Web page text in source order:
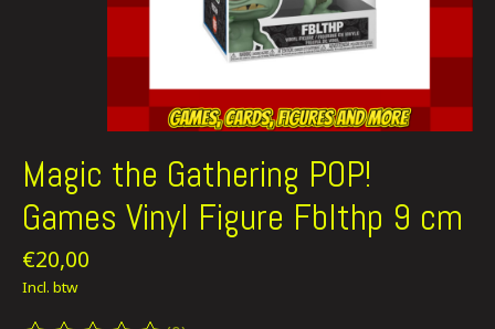
Magic the Gathering POP!
Games Vinyl Figure Fblthp 9 cm
€20,00
Incl. btw